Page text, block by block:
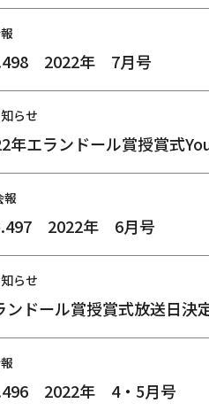
2022年 7月号
らせ
年エランドール賞授賞式
報
2022年 6月号
らせ
ンドール賞授賞式放送日決
2022年 4・5月号